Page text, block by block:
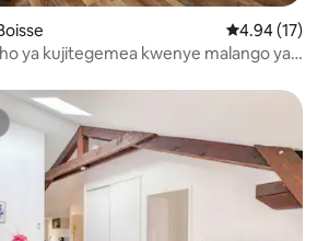
Ukadiriaji wa
4.94 (17)
ya kujitegemea kwenye malango ya